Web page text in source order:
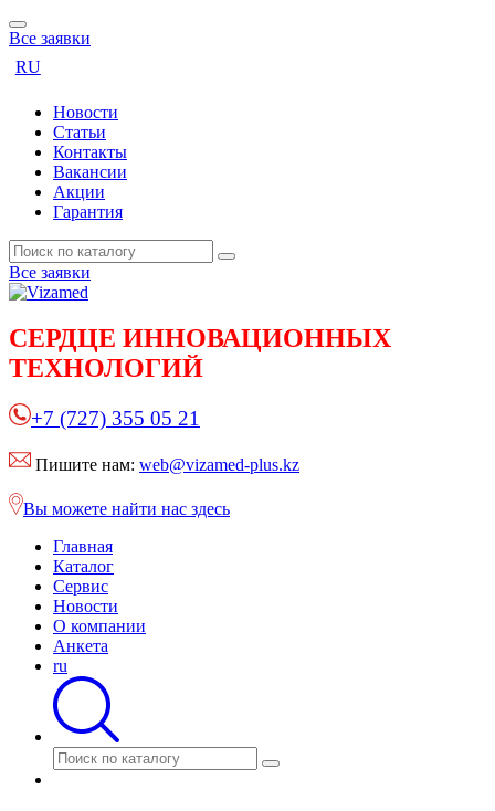
Все заявки
RU
Новости
Статьи
Контакты
Вакансии
Акции
Гарантия
Все заявки
СЕРДЦЕ ИННОВАЦИОННЫХ
ТЕХНОЛОГИЙ
+7 (727) 355 05 21
Пишите нам: web@vizamed-plus.kz
Вы можете найти нас здесь
Главная
Каталог
Сервис
Новости
О компании
Анкета
ru